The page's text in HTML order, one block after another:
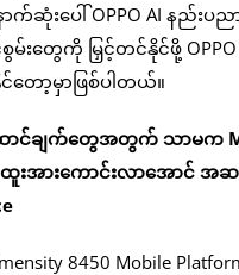
က်ဆုံးပေါ် OPPO AI နည်း
တွေကို မြှင့်တင်နိုင်ဖို့ OPPO
ော့မှာဖြစ်ပါတယ်။
င်ချက်တွေအတွက် သာမက
ားကောင်းလာအောင် အဆ
8450 Mobile